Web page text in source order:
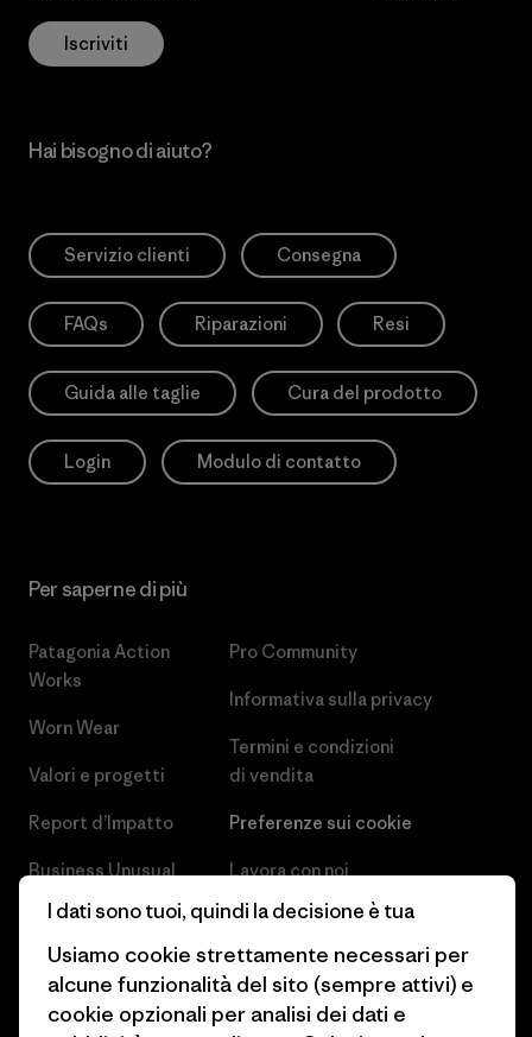
Iscriviti
Hai bisogno di aiuto?
Servizio clienti Consegna
FAQs Riparazioni Resi
Guida alle taglie Cura del prodotto
Login Modulo di contatto
Per saperne di più
Patagonia Action
Works
Worn Wear
Valori e progetti
Report d’Impatto
Business Unusual
Obiettivi climatici
1% For The Planet
Come finanziamo
Pro Community
Informativa sulla privacy
Termini e condizioni
di vendita
Preferenze sui cookie
Lavora con noi
Stampa e media
Industry program
Programma di affiliazione
I dati sono tuoi, quindi la decisione è tua
Usiamo cookie strettamente necessari per
alcune funzionalità del sito (sempre attivi) e
cookie opzionali per analisi dei dati e